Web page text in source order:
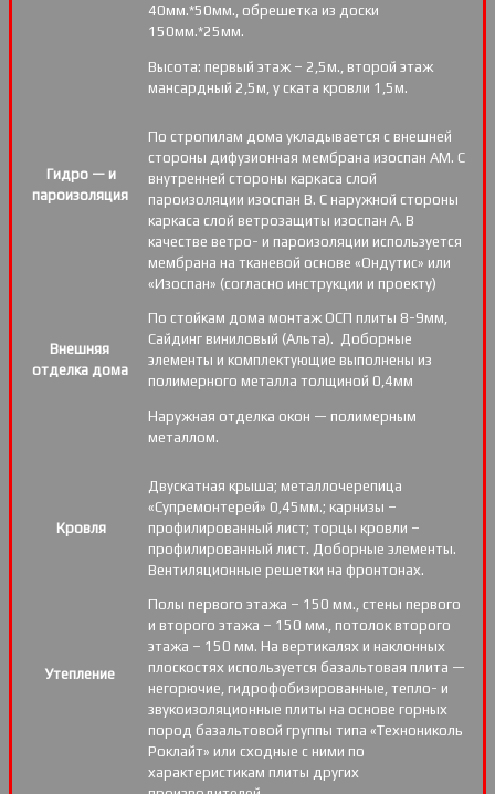
40мм.*50мм., обрешетка из доски
150мм.*25мм.
Высота: первый этаж – 2,5м., второй этаж
мансардный 2,5м, у ската кровли 1,5м.
Гидро — и
пароизоляция
По стропилам дома укладывается с внешней
стороны дифузионная мембрана изоспан АМ. С
внутренней стороны каркаса слой
пароизоляции изоспан В. С наружной стороны
каркаса слой ветрозащиты изоспан А. В
качестве ветро- и пароизоляции используется
мембрана на тканевой основе «Ондутис» или
«Изоспан» (согласно инструкции и проекту)
Внешняя
отделка дома
По стойкам дома монтаж ОСП плиты 8-9мм,
Сайдинг виниловый (Альта). Доборные
элементы и комплектующие выполнены из
полимерного металла толщиной 0,4мм
Наружная отделка окон — полимерным
металлом.
Кровля
Двускатная крыша; металлочерепица
«Супремонтерей» 0,45мм.; карнизы –
профилированный лист; торцы кровли –
профилированный лист. Доборные элементы.
Вентиляционные решетки на фронтонах.
Утепление
Полы первого этажа – 150 мм., стены первого
и второго этажа – 150 мм., потолок второго
этажа – 150 мм. На вертикалях и наклонных
плоскостях используется базальтовая плита —
негорючие, гидрофобизированные, тепло- и
звукоизоляционные плиты на основе горных
пород базальтовой группы типа «Технониколь
Роклайт» или сходные с ними по
характеристикам плиты других